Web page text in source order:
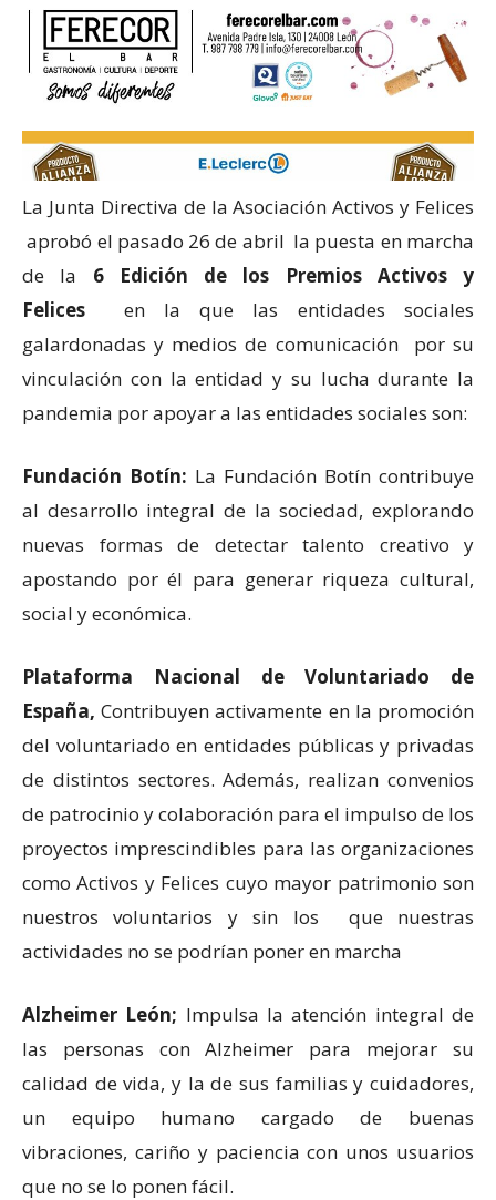
La Junta Directiva de la Asociación Activos y Felices
aprobó el pasado 26 de abril la puesta en marcha
de la 6 Edición de los Premios Activos y
Felices en la que las entidades sociales
galardonadas y medios de comunicación por su
vinculación con la entidad y su lucha durante la
pandemia por apoyar a las entidades sociales son:
Fundación Botín: La Fundación Botín contribuye
al desarrollo integral de la sociedad, explorando
nuevas formas de detectar talento creativo y
apostando por él para generar riqueza cultural,
social y económica.
Plataforma Nacional de Voluntariado de
España,Contribuyen activamente en la promoción
del voluntariado en entidades públicas y privadas
de distintos sectores. Además, realizan convenios
de patrocinio y colaboración para el impulso de los
proyectos imprescindibles para las organizaciones
como Activos y Felices cuyo mayor patrimonio son
nuestros voluntarios y sin los que nuestras
actividades no se podrían poner en marcha
Alzheimer León; Impulsa la atención integral de
las personas con Alzheimer para mejorar su
calidad de vida, y la de sus familias y cuidadores,
un equipo humano cargado de buenas
vibraciones, cariño y paciencia con unos usuarios
que no se lo ponen fácil.